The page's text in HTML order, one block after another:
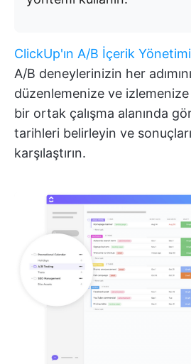
ClickUp'ın A/B İçerik
A/B deneylerinizin her
düzenlemenize ve izlemenize
bir ortak çalışma alanında
tarihleri belirleyin ve
karşılaştırın.